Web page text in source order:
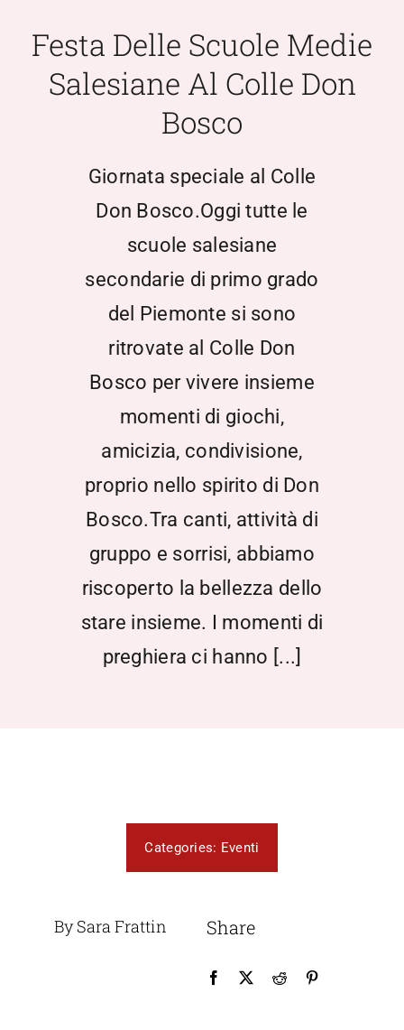
Documentazione
Registro Elettronico
Festa Delle Scuole Medie
Salesiane Al Colle Don
Bosco
Giornata speciale al Colle
Don Bosco.Oggi tutte le
scuole salesiane
secondarie di primo grado
del Piemonte si sono
ritrovate al Colle Don
Bosco per vivere insieme
momenti di giochi,
amicizia, condivisione,
proprio nello spirito di Don
Bosco.Tra canti, attività di
gruppo e sorrisi, abbiamo
riscoperto la bellezza dello
stare insieme. I momenti di
preghiera ci hanno [...]
Categories: Eventi
By Sara Frattin Share